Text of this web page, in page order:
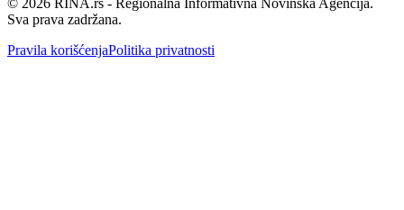
Sva prava zadržana.
Pravila korišćenjaPolitika privatnosti